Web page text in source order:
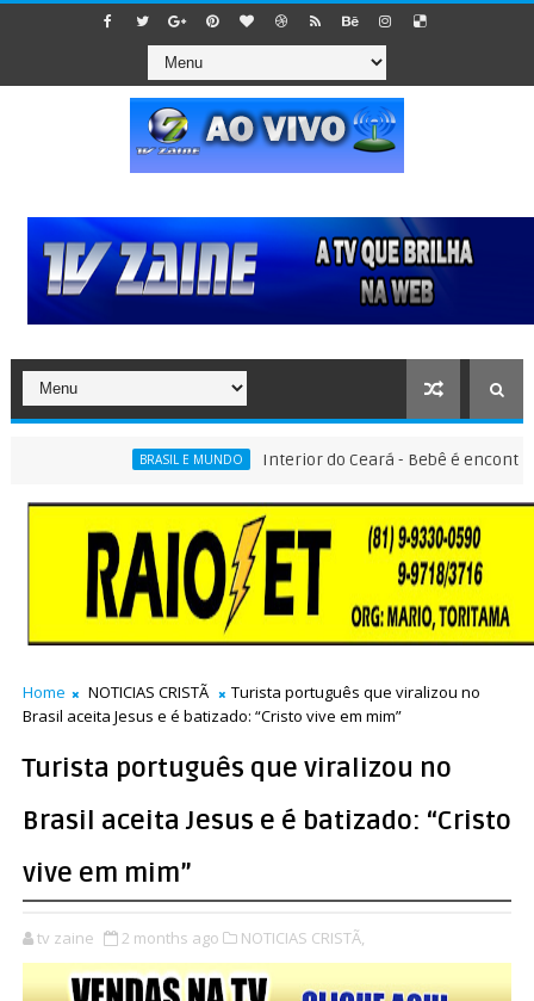
BRASIL E MUNDO Interior do Ceará - Bebê é encontrado
Home NOTICIAS CRISTÃ
Turista português que viralizou no
Brasil aceita Jesus e é batizado: “Cristo vive em mim”
Turista português que viralizou no
Brasil aceita Jesus e é batizado: “Cristo
vive em mim”
tv zaine 2 months ago NOTICIAS CRISTÃ,